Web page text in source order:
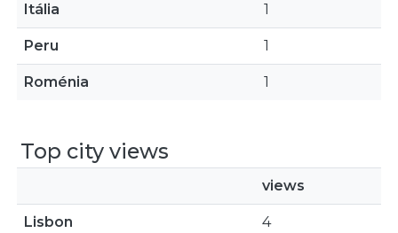
Itália 1
Peru 1
Roménia 1
Top city views
views
Lisbon 4